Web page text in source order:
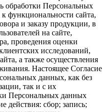
обработки Персональных
функциональности сайта,
и заказу продукции, в
на сайте,
проведения оценки
исследований,
а также осуществления
Настоящее Согласие
данных, как без
так и с их
Персональных данных
действия: сбор; запись;